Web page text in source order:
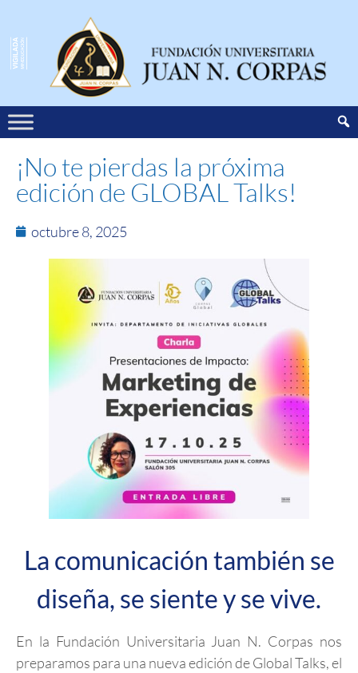
¡No te pierdas la próxima
edición de GLOBAL Talks!
octubre 8, 2025
La comunicación también se
diseña, se siente y se vive.
En la Fundación Universitaria Juan N. Corpas nos
preparamos para una nueva edición de Global Talks, el